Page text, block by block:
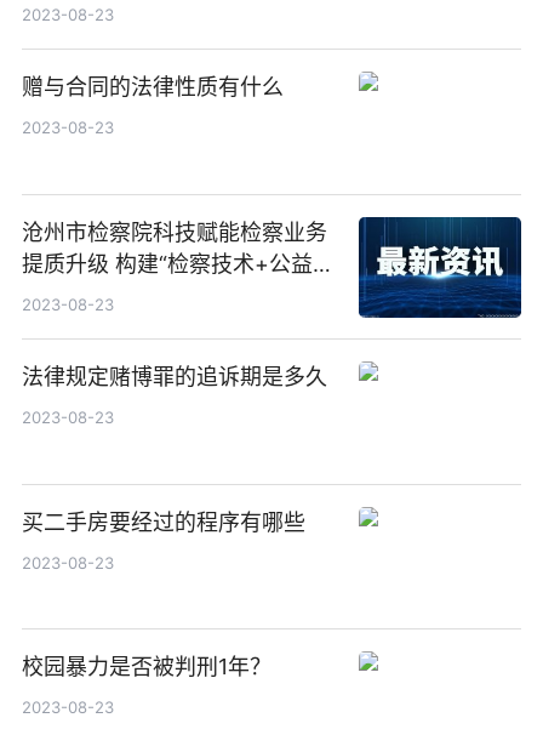
2023-08-23
赠与合同的法律性质有什么
2023-08-23
沧州市检察院科技赋能检察业务
提质升级 构建“检察技术+公益诉
讼” 协同办案新格局
2023-08-23
法律规定赌博罪的追诉期是多久
2023-08-23
买二手房要经过的程序有哪些
2023-08-23
校园暴力是否被判刑1年？
2023-08-23